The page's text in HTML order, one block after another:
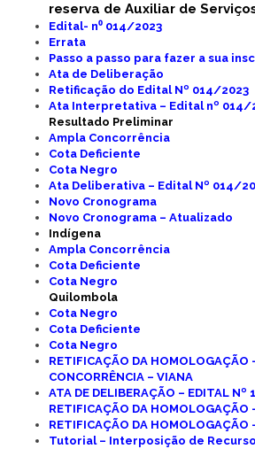
reserva de Auxiliar de
Edital- n⁰ 014/2023
Errata
Passo a passo para fazer a sua
Ata de Deliberação
Retificação do Edital Nº 014/2023
Ata Interpretativa – Edital nº 014/
Resultado Preliminar
Ampla Concorrência
Cota Deficiente
Cota Negro
Ata Deliberativa – Edital Nº 014/
Novo Cronograma
Novo Cronograma – Atualizado
Indígena
Ampla Concorrência
Cota Deficiente
Cota Negro
Quilombola
Cota Negro
Cota Deficiente
Cota Negro
RETIFICAÇÃO DA HOMOLOGAÇÃO
CONCORRÊNCIA – VIANA
ATA DE DELIBERAÇÃO – EDITAL Nº
RETIFICAÇÃO DA HOMOLOGAÇÃO
RETIFICAÇÃO DA HOMOLOGAÇÃO
Tutorial – Interposição de